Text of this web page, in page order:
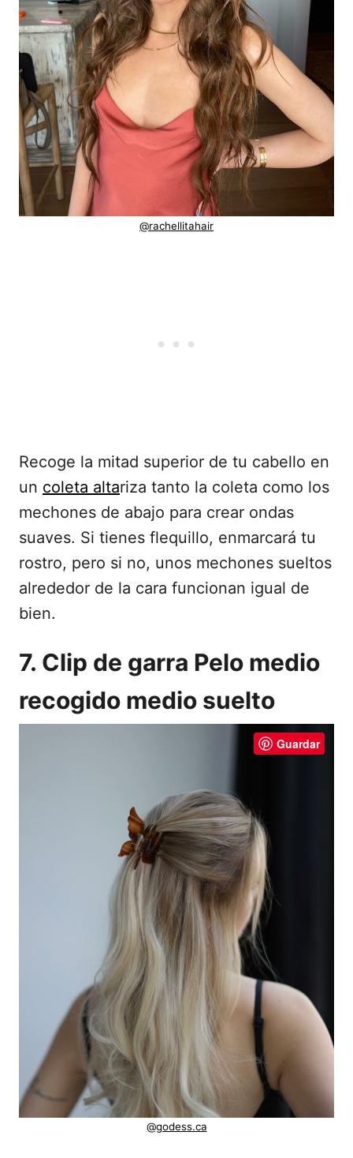
@rachellitahair
Recoge la mitad superior de tu cabello en
un coleta altariza tanto la coleta como los
mechones de abajo para crear ondas
suaves. Si tienes flequillo, enmarcará tu
rostro, pero si no, unos mechones sueltos
alrededor de la cara funcionan igual de
bien.
7. Clip de garra Pelo medio
recogido medio suelto
Guardar
@godess.ca